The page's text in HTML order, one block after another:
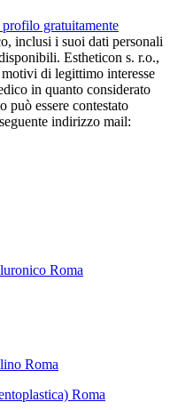
gratuitamente
inclusi i suoi dati personali
Estheticon s. r.o.,
di legittimo interesse
in quanto considerato
può essere contestato
indirizzo mail:
Roma
Roma
Roma